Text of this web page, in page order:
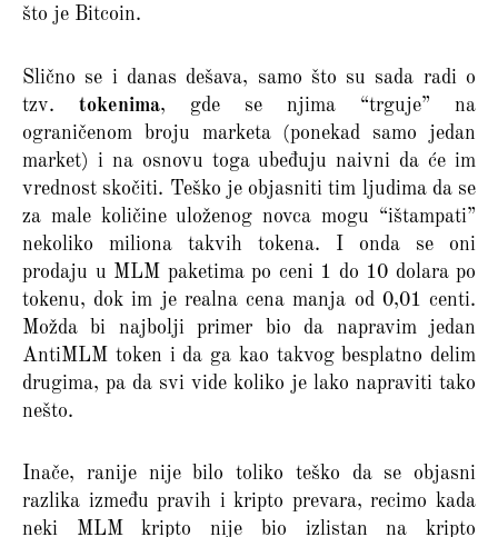
što je Bitcoin.
Slično se i danas dešava, samo što su sada radi o
tzv. tokenima, gde se njima “trguje” na
ograničenom broju marketa (ponekad samo jedan
market) i na osnovu toga ubeđuju naivni da će im
vrednost skočiti. Teško je objasniti tim ljudima da se
za male količine uloženog novca mogu “ištampati”
nekoliko miliona takvih tokena. I onda se oni
prodaju u MLM paketima po ceni 1 do 10 dolara po
tokenu, dok im je realna cena manja od 0,01 centi.
Možda bi najbolji primer bio da napravim jedan
AntiMLM token i da ga kao takvog besplatno delim
drugima, pa da svi vide koliko je lako napraviti tako
nešto.
Inače, ranije nije bilo toliko teško da se objasni
razlika između pravih i kripto prevara, recimo kada
neki MLM kripto nije bio izlistan na kripto